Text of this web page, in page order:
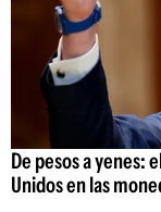
De pesos a yenes:
Unidos en las